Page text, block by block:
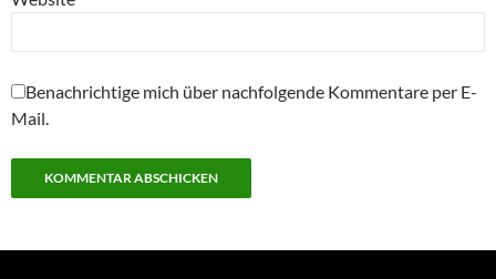
Benachrichtige mich über nachfolgende Kommentare per E-
Mail.